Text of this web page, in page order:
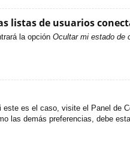
listas de usuarios
la opción Ocultar mi estado de
es el caso, visite el Panel de
las demás preferencias, debe